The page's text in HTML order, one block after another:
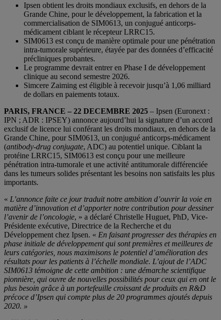
Ipsen obtient les droits mondiaux exclusifs, en dehors de la
Grande Chine, pour le développement, la fabrication et la
commercialisation de SIM0613, un conjugué anticorps-
médicament ciblant le récepteur LRRC15.
SIM0613 est conçu de manière optimale pour une pénétration
intra-tumorale supérieure, étayée par des données d’efficacité
précliniques probantes.
Le programme devrait entrer en Phase I de développement
clinique au second semestre 2026.
Simcere Zaiming est éligible à recevoir jusqu’à 1,06 milliard
de dollars en paiements totaux.
PARIS, FRANCE – 22 DECEMBRE 2025 – Ipsen (Euronext :
IPN ; ADR : IPSEY) annonce aujourd’hui la signature d’un accord
exclusif de licence lui conférant les droits mondiaux, en dehors de la
Grande Chine, pour SIM0613, un conjugué anticorps-médicament
(antibody-drug conjugate, ADC) au potentiel unique. Ciblant la
protéine LRRC15, SIM0613 est conçu pour une meilleure
pénétration intra-tumorale et une activité antitumorale différenciée
dans les tumeurs solides présentant les besoins non satisfaits les plus
importants.
« L’annonce faite ce jour traduit notre ambition d’ouvrir la voie en
matière d’innovation et d’apporter notre contribution pour dessiner
l’avenir de l’oncologie, » a déclaré Christelle Huguet, PhD, Vice-
Présidente exécutive, Directrice de la Recherche et du
Développement chez Ipsen. « En faisant progresser des thérapies en
phase initiale de développement qui sont premières et meilleures de
leurs catégories, nous maximisons le potentiel d’amélioration des
résultats pour les patients à l’échelle mondiale. L’ajout de l’ADC
SIM0613 témoigne de cette ambition : une démarche scientifique
pionnière, qui ouvre de nouvelles possibilités pour ceux qui en ont le
plus besoin grâce à un portefeuille croissant de produits en R&D
précoce d’Ipsen qui compte plus de 20 programmes ajoutés depuis
2020. »